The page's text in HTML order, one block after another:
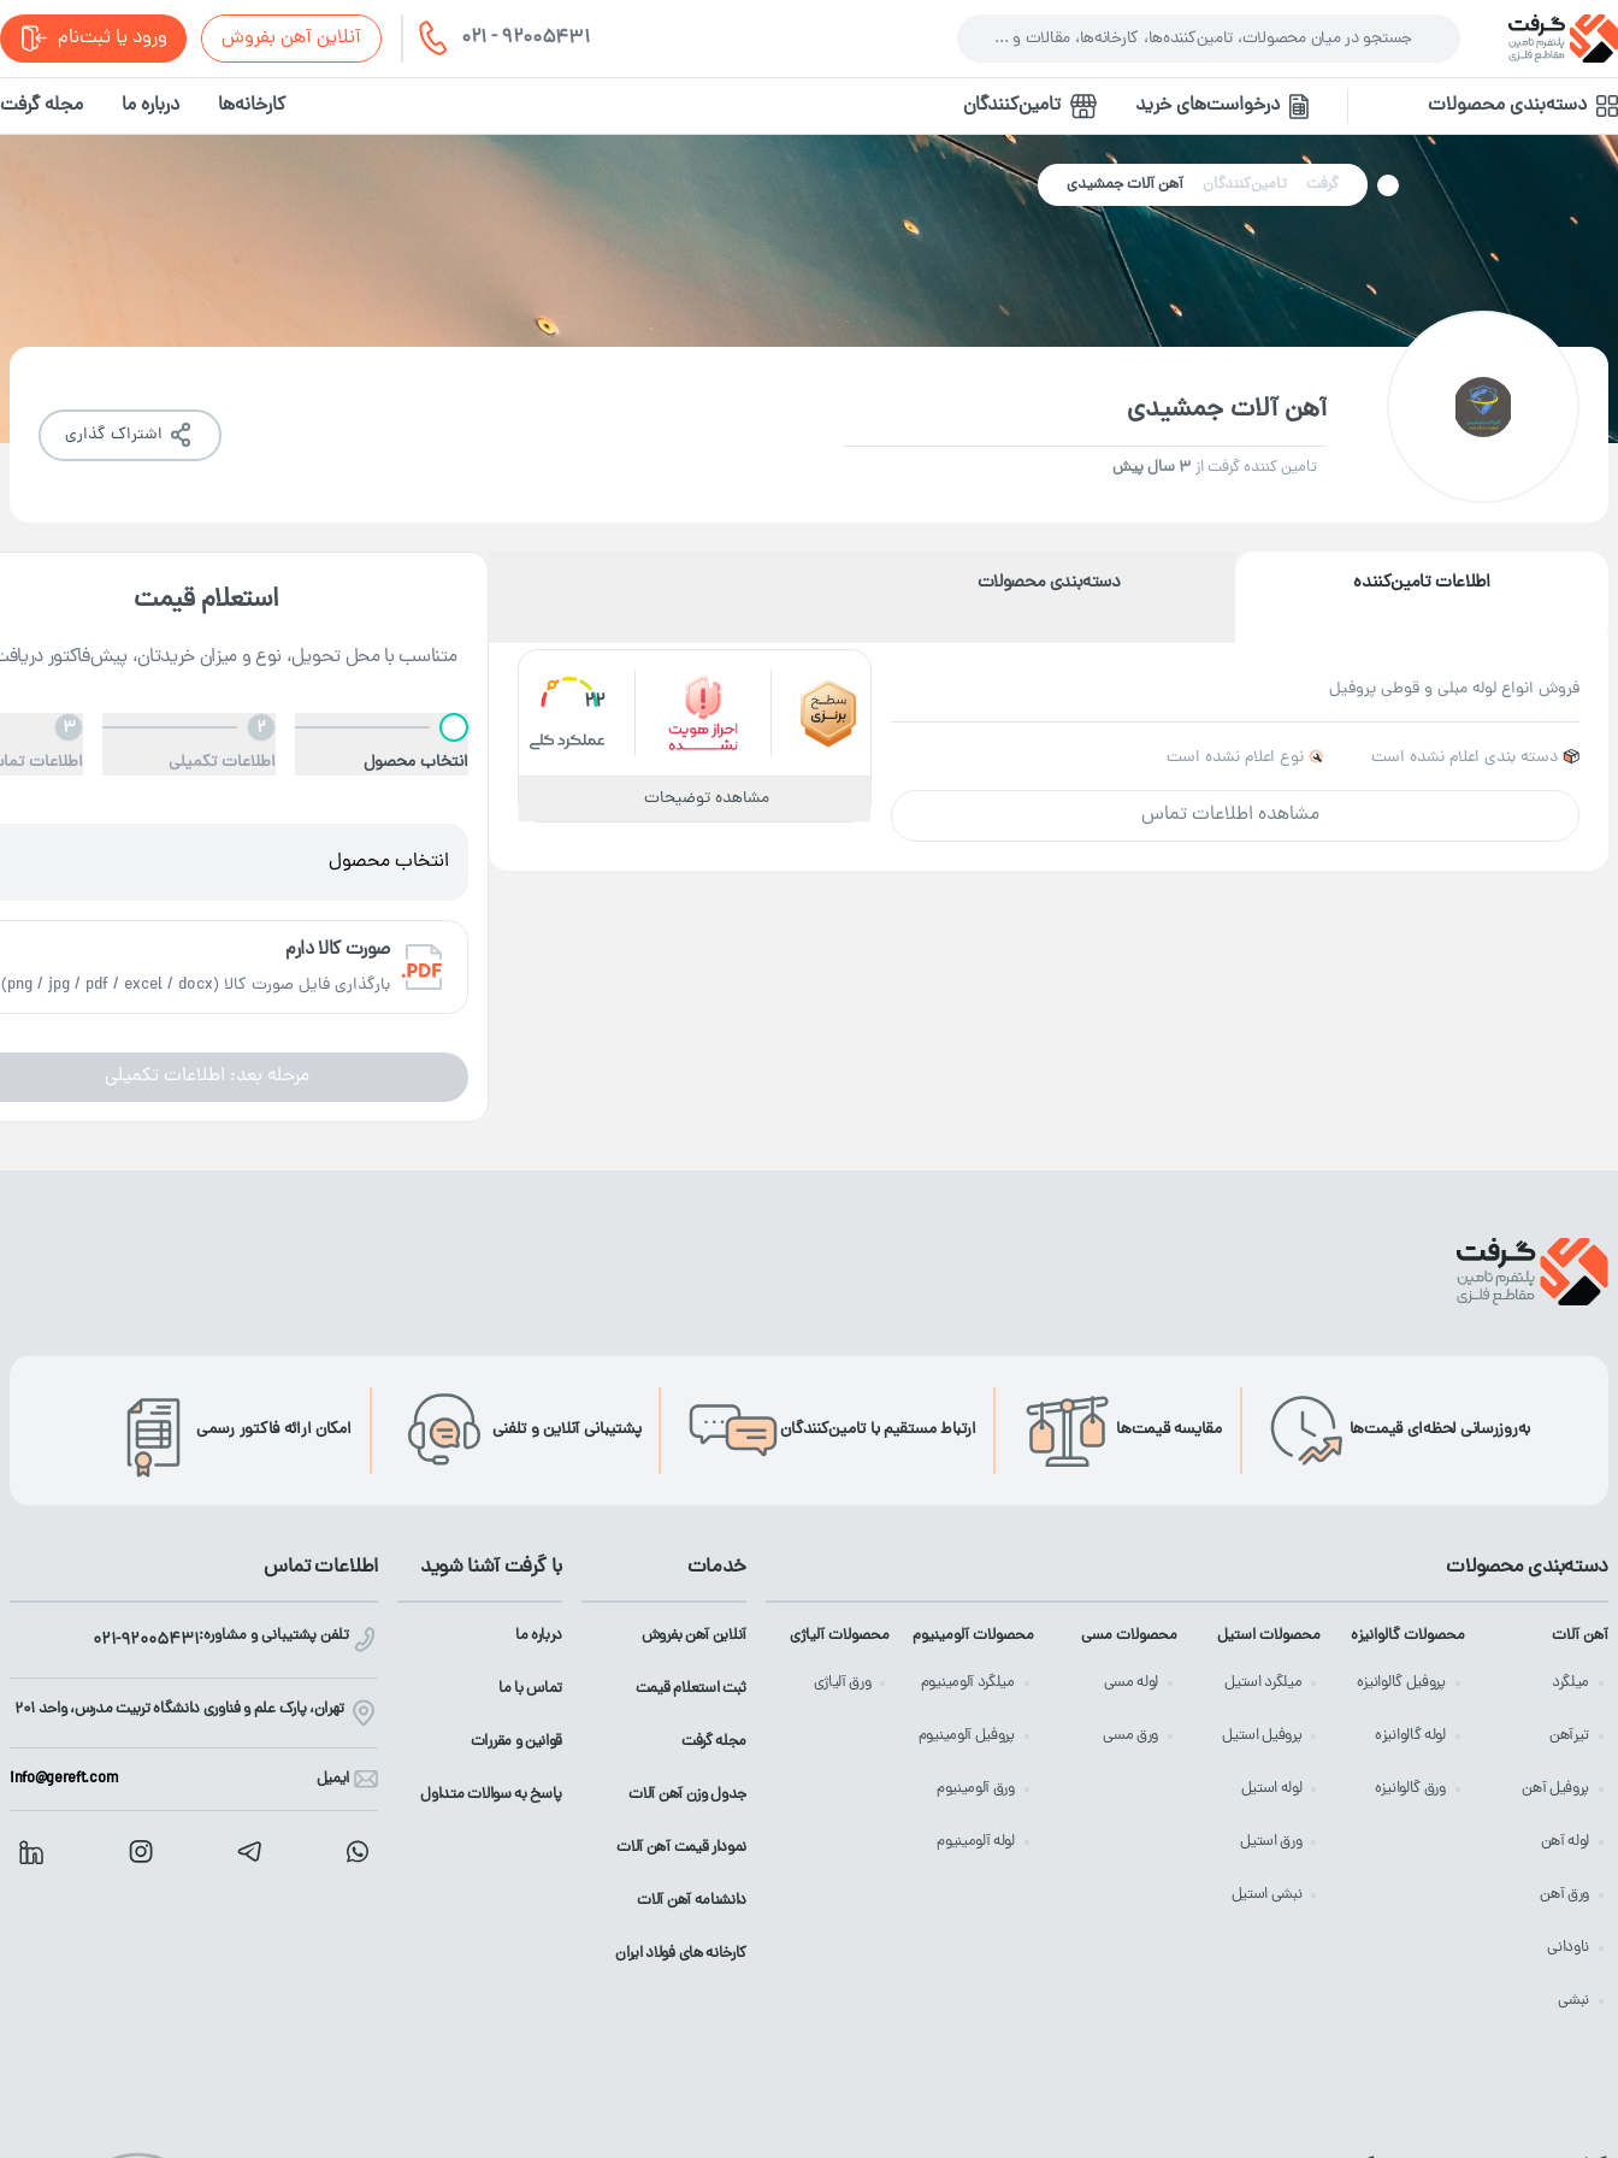
021 - 92005431 آنلاین آهن بفروش ورود یا ثبت‌نام
دسته‌بندی محصولات درخواست‌های خرید تامین‌کنندگان کارخانه‌ها درباره ما مجله گرفت
گرفت تامین‌کنندگان آهن آلات جمشیدی
آهن آلات جمشیدی
تامین کننده گرفت از 3 سال پیش
اشتراک گذاری
اطلاعات تامین‌کننده دسته‌بندی محصولات
فروش انواع لوله مبلی و قوطی پروفیل
دسته بندی اعلام نشده است نوع اعلام نشده است
مشاهده اطلاعات تماس
22
مشاهده توضیحات
استعلام قیمت
متناسب با محل تحویل، نوع و میزان خریدتان، پیش‌فاکتور
انتخاب محصول
2
اطلاعات تکمیلی
3
اطلاعات
انتخاب محصول
صورت کالا دارم
بارگذاری فایل صورت کالا (png / jpg / pdf / excel / docx)
مرحله بعد: اطلاعات تکمیلی
به‌روزرسانی لحظه‌ای قیمت‌ها مقایسه قیمت‌ها ارتباط مستقیم با تامین‌کنندگان پشتیبانی آنلاین و تلفنی امکان ارائه فاکتور رسمی
دسته‌بندی محصولات
آهن آلات
میلگرد
تیرآهن
پروفیل آهن
لوله آهن
ورق آهن
ناودانی
نبشی
محصولات گالوانیزه
پروفیلگالوانیزه
لولهگالوانیزه
ورقگالوانیزه
محصولات استیل
میلگرداستیل
پروفیلاستیل
لولهاستیل
ورقاستیل
نبشیاستیل
محصولات مسی
لولهمسی
ورقمسی
محصولات آلومینیوم
میلگرد آلومینیوم
پروفیلآلومینیوم
ورقآلومینیوم
لولهآلومینیوم
محصولات آلیاژی
ورقآلیاژی
خدمات
آنلاین آهن بفروش
ثبت استعلام قیمت
مجله گرفت
جدول وزن آهن آلات
نمودار قیمت آهن آلات
دانشنامه آهن آلات
کارخانه های فولاد ایران
با گرفت آشنا شوید
درباره ما
تماس با ما
قوانین و مقررات
پاسخ به سوالات متداول
اطلاعات تماس
تلفن پشتیبانی و مشاوره:021-92005431
تهران، پارک علم و فناوری دانشگاه تربیت مدرس، واحد ۲۰۱
ایمیل info@gereft.com